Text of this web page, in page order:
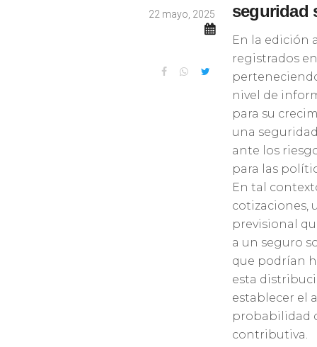
22 mayo, 2025
seguridad
En la edición
registrados
nivel de
para su
una
ante los
para las
En tal
cotizaciones,
previsional
a un seguro
que podrían
esta
establecer el
probabilidad
contributiva.